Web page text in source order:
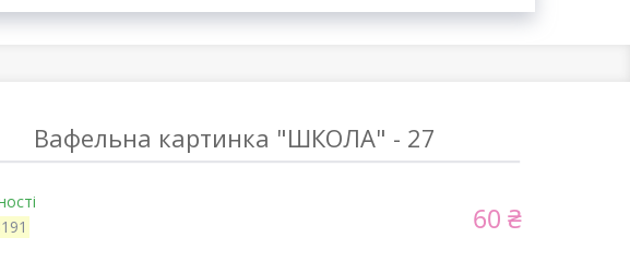
Вафельна картинка "ШКОЛА" - 27
60 ₴